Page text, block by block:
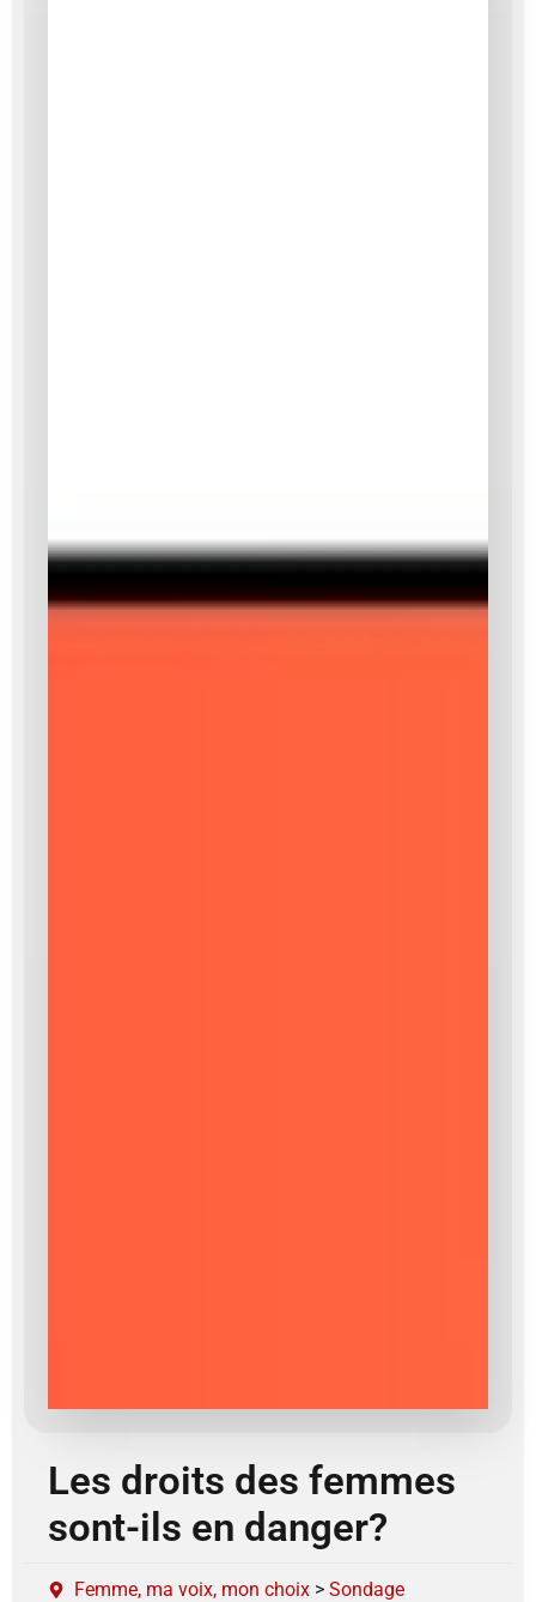
Les droits des femmes
sont-ils en danger?
Femme, ma voix, mon choix > Sondage